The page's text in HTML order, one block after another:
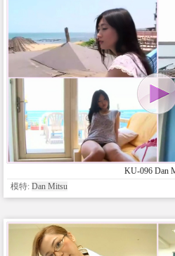
KU-096 Dan
模特: Dan Mitsu